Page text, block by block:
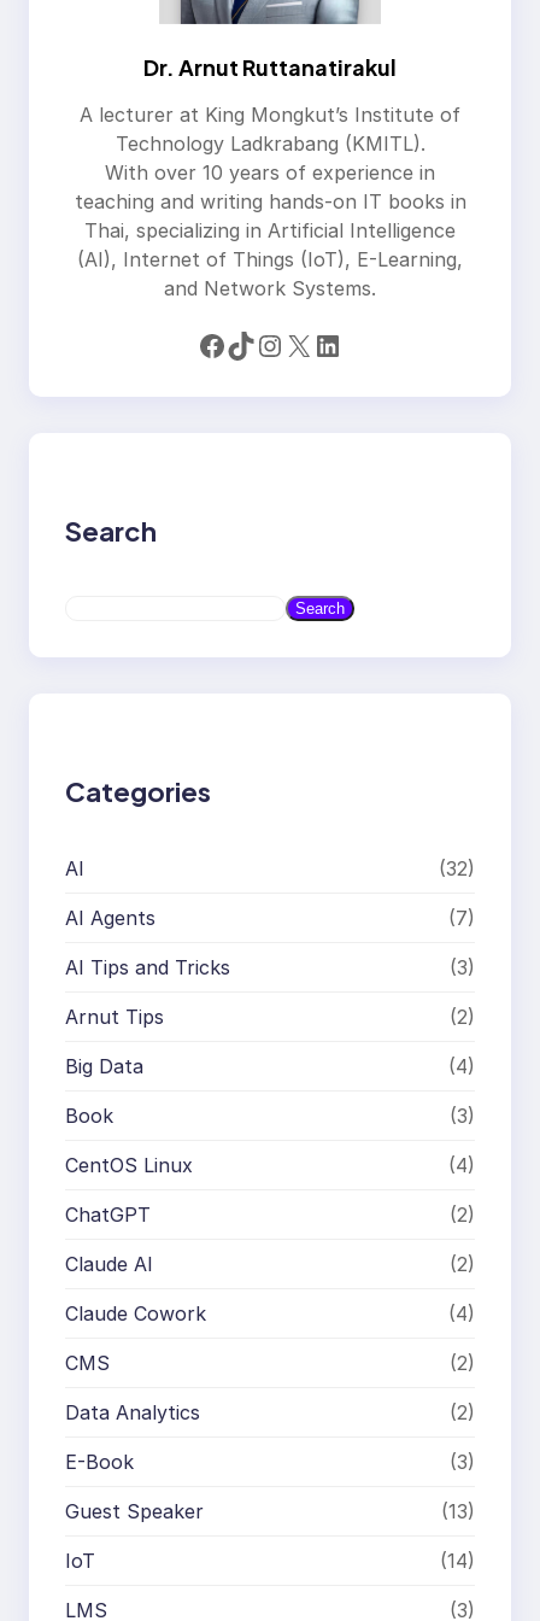
Dr. Arnut Ruttanatirakul
A lecturer at King Mongkut’s Institute of
Technology Ladkrabang (KMITL).
With over 10 years of experience in
teaching and writing hands-on IT books in
Thai, specializing in Artificial Intelligence
(AI), Internet of Things (IoT), E-Learning,
and Network Systems.
Facebook TikTok Instagram X LinkedIn
Search
a
Search
Categories
AI (32)
AI Agents (7)
AI Tips and Tricks (3)
Arnut Tips (2)
Big Data (4)
Book (3)
CentOS Linux (4)
ChatGPT (2)
Claude AI (2)
Claude Cowork (4)
CMS (2)
Data Analytics (2)
E-Book (3)
Guest Speaker (13)
IoT (14)
LMS (3)